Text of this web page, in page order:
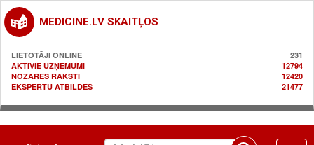
MEDICINE.LV SKAITĻOS
LIETOTĀJI ONLINE
231
AKTĪVIE UZŅĒMUMI
12794
NOZARES RAKSTI
12420
EKSPERTU ATBILDES
21477